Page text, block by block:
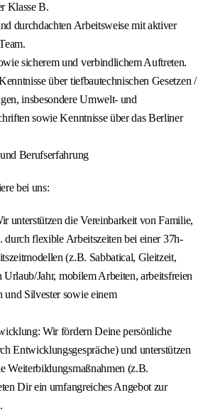
Klasse B.
durchdachten Arbeitsweise mit aktiver
sicherem und verbindlichem Auftreten.
über tiefbautechnischen Gesetzen /
insbesondere Umwelt- und
sowie Kenntnisse über das Berliner
Berufserfahrung
bei uns:
unterstützen die Vereinbarkeit von Familie,
flexible Arbeitszeiten bei einer 37h-
(z.B. Sabbatical, Gleitzeit,
Urlaub/Jahr, mobilem Arbeiten, arbeitsfreien
und Silvester sowie einem
Wir fördern Deine persönliche
Entwicklungsgespräche) und unterstützen
Weiterbildungsmaßnahmen (z.B.
Dir ein umfangreiches Angebot zur